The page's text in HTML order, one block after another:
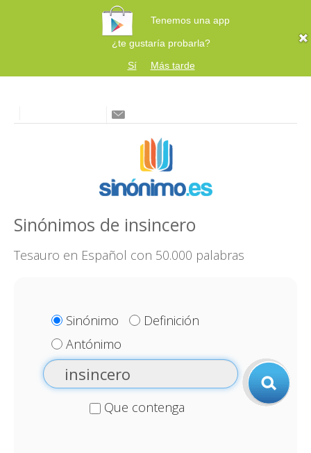
Tenemos una app
¿te gustaría probarla?
Sí
Más tarde
Sinónimos de insincero
Tesauro en Español con 50.000 palabras
Sinónimo
Definición
Antónimo
Que contenga